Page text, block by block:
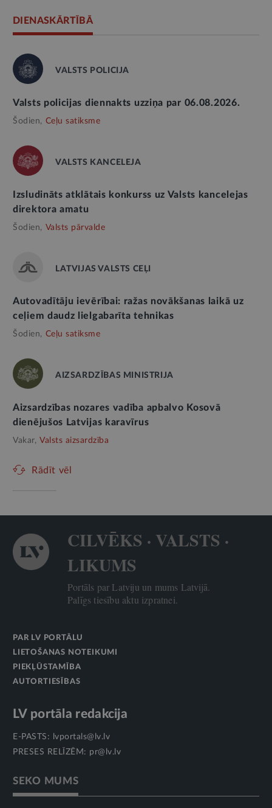
DIENASKĀRTĪBĀ
VALSTS POLICIJA
Valsts policijas diennakts uzziņa par 06.08.2026.
Šodien, Ceļu satiksme
VALSTS KANCELEJA
Izsludināts atklātais konkurss uz Valsts kancelejas
direktora amatu
Šodien, Valsts pārvalde
LATVIJAS VALSTS CEĻI
Autovadītāju ievērībai: ražas novākšanas laikā uz
ceļiem daudz lielgabarīta tehnikas
Šodien, Ceļu satiksme
AIZSARDZĪBAS MINISTRIJA
Aizsardzības nozares vadība apbalvo Kosovā
dienējušos Latvijas karavīrus
Vakar, Valsts aizsardzība
Rādīt vēl
CILVĒKS · VALSTS ·
LIKUMS
Portāls par Latviju un mums Latvijā.
Palīgs tiesību aktu izpratnei.
PAR LV PORTĀLU
LIETOŠANAS NOTEIKUMI
PIEKĻŪSTAMĪBA
AUTORTIESĪBAS
LV portāla redakcija
E-PASTS:
lvportals@lv.lv
PRESES RELĪZĒM: pr@lv.lv
SEKO MUMS